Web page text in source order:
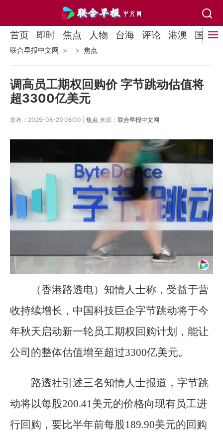
首页 即时 焦点 人物 台海 评论 港澳 国际
联合早报中文网 焦点
调高员工期权回购价 字节跳动估值将
超3300亿美元
发布：2025-08-29 08:00 | 焦点 来源： 联合早报中文网
（香港路透电）知情人士称，受益于营
收持续增长，中国科技巨企字节跳动将于今
年秋天启动新一轮员工期权回购计划，能让
公司的整体估值增至超过3300亿美元。
路透社引述三名知情人士报道，字节跳
动将以每股200.41美元的价格向现有员工进
行回购，要比半年前每股189.90美元的回购